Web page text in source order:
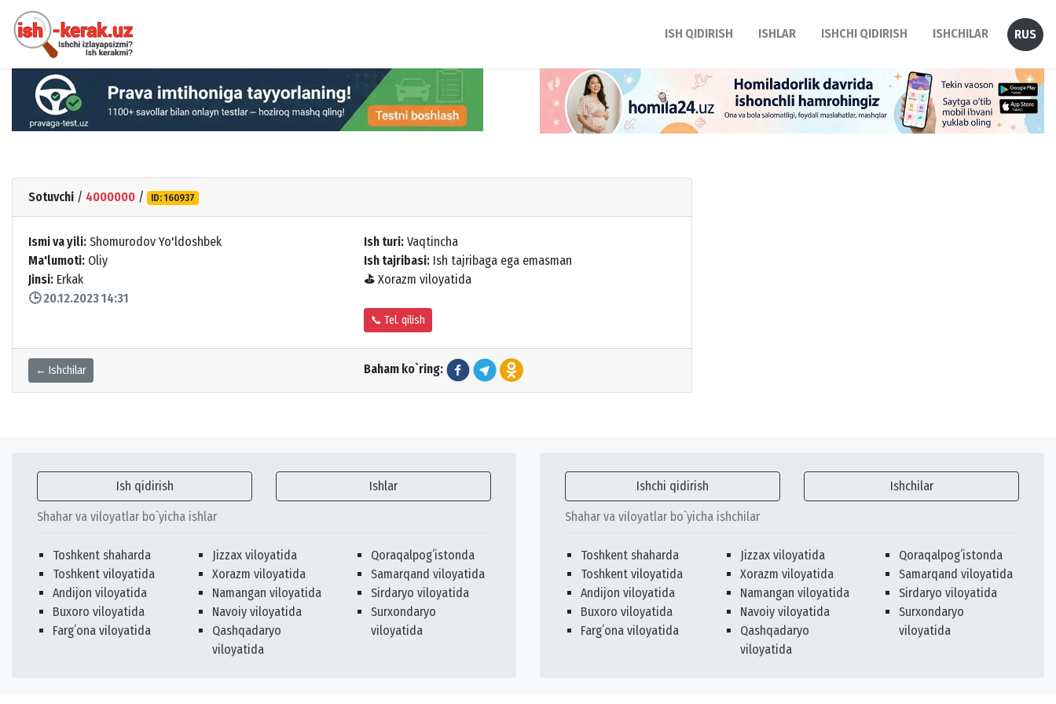
ISH QIDIRISH ISHLAR ISHCHI QIDIRISH ISHCHILAR RUS
Sotuvchi / 4000000 / ID: 160937
Ismi va yili: Shomurodov Yo'ldoshbek
Ma'lumoti: Oliy
Jinsi: Erkak
🕒 20.12.2023 14:31
Ish turi: Vaqtincha
Ish tajribasi: Ish tajribaga ega emasman
⛳ Xorazm viloyatida
📞 Tel. qilish
← Ishchilar Baham ko`ring:
Ish qidirish Ishlar
Shahar va viloyatlar bo`yicha ishlar
Toshkent shaharda
Toshkent viloyatida
Andijon viloyatida
Buxoro viloyatida
Fargʻona viloyatida
Jizzax viloyatida
Xorazm viloyatida
Namangan viloyatida
Navoiy viloyatida
Qashqadaryo
viloyatida
Qoraqalpogʻistonda
Samarqand viloyatida
Sirdaryo viloyatida
Surxondaryo
viloyatida
Ishchi qidirish Ishchilar
Shahar va viloyatlar bo`yicha ishchilar
Toshkent shaharda
Toshkent viloyatida
Andijon viloyatida
Buxoro viloyatida
Fargʻona viloyatida
Jizzax viloyatida
Xorazm viloyatida
Namangan viloyatida
Navoiy viloyatida
Qashqadaryo
viloyatida
Qoraqalpogʻistonda
Samarqand viloyatida
Sirdaryo viloyatida
Surxondaryo
viloyatida